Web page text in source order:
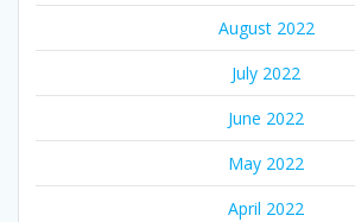
August 2022
July 2022
June 2022
May 2022
April 2022